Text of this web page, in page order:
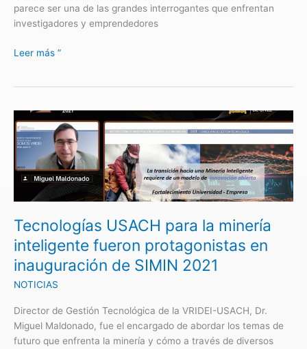
parece ser una de las grandes interrogantes que enfrentan
investigadores y emprendedores
Leer más ”
Tecnologías USACH para la minería
inteligente fueron protagonistas en
inauguración de SIMIN 2021
NOTICIAS
Director de Gestión Tecnológica de la VRIDEI-USACH, Dr.
Miguel Maldonado, fue el encargado de abordar los temas de
futuro que enfrenta la minería y cómo a través de diversos
USACH
para
minería
inteligente
protagonistas
en
inauguración
de
SIMIN